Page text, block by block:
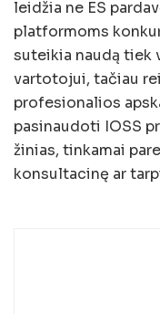
leidžia ne ES
platformoms
suteikia naudą tiek
vartotojui, tačiau
profesionalios
pasinaudoti IOSS
žinias, tinkamai
konsultacinę ar